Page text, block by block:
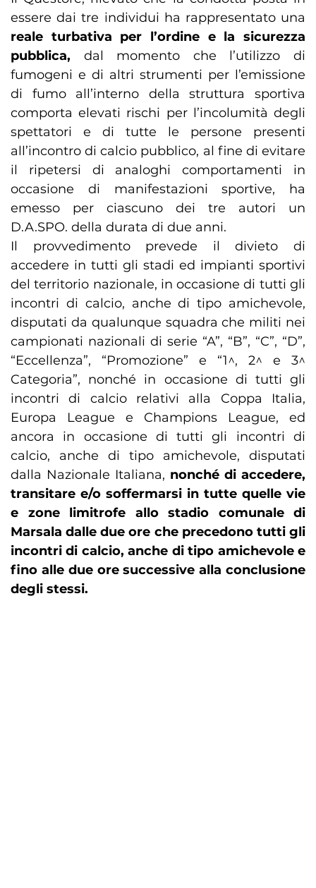
essere dai tre individui ha rappresentato una
reale turbativa per l’ordine e la sicurezza
pubblica, dal momento che l’utilizzo di
fumogeni e di altri strumenti per l’emissione
di fumo all’interno della struttura sportiva
comporta elevati rischi per l’incolumità degli
spettatori e di tutte le persone presenti
all’incontro di calcio pubblico, al fine di evitare
il ripetersi di analoghi comportamenti in
occasione di manifestazioni sportive, ha
emesso per ciascuno dei tre autori un
D.A.SPO. della durata di due anni.
Il provvedimento prevede il divieto di
accedere in tutti gli stadi ed impianti sportivi
del territorio nazionale, in occasione di tutti gli
incontri di calcio, anche di tipo amichevole,
disputati da qualunque squadra che militi nei
campionati nazionali di serie “A”, “B”, “C”, “D”,
“Eccellenza”, “Promozione” e “1^, 2^ e 3^
Categoria”, nonché in occasione di tutti gli
incontri di calcio relativi alla Coppa Italia,
Europa League e Champions League, ed
ancora in occasione di tutti gli incontri di
calcio, anche di tipo amichevole, disputati
dalla Nazionale Italiana, nonché di accedere,
transitare e/o soffermarsi in tutte quelle vie
e zone limitrofe allo stadio comunale di
Marsala dalle due ore che precedono tutti gli
incontri di calcio, anche di tipo amichevole e
fino alle due ore successive alla conclusione
degli stessi.